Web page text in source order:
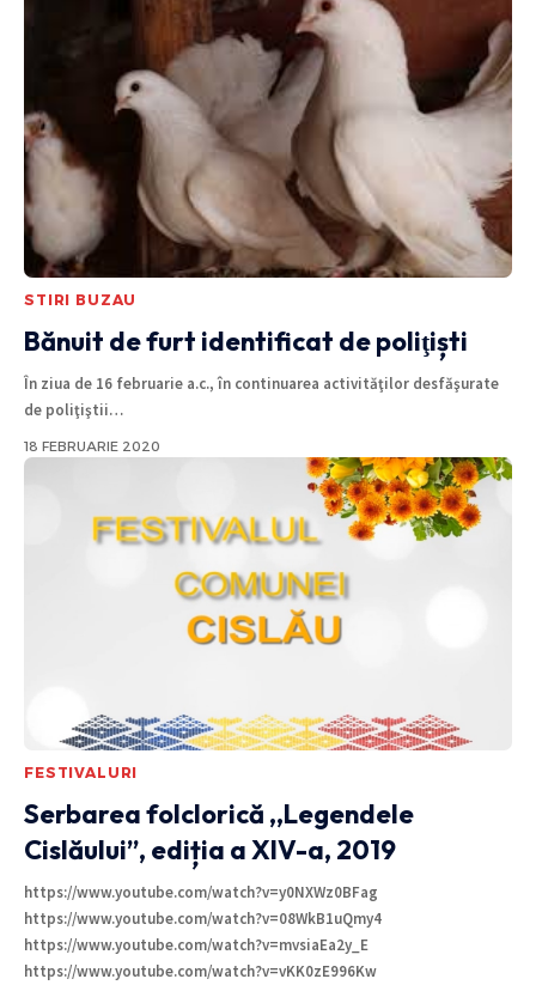
STIRI BUZAU
Bănuit de furt identificat de poliţiști
În ziua de 16 februarie a.c., în continuarea activităţilor desfăşurate
de poliţiştii…
18 FEBRUARIE 2020
FESTIVALURI
Serbarea folclorică ,,Legendele
Cislăului”, ediția a XIV-a, 2019
https://www.youtube.com/watch?v=y0NXWz0BFag
https://www.youtube.com/watch?v=08WkB1uQmy4
https://www.youtube.com/watch?v=mvsiaEa2y_E
https://www.youtube.com/watch?v=vKK0zE996Kw